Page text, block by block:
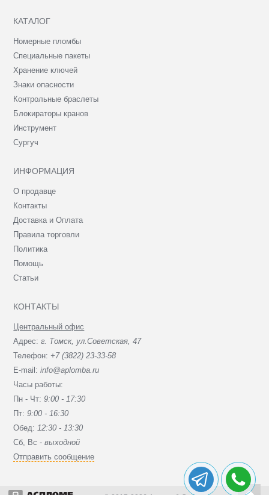
КАТАЛОГ
Номерные пломбы
Специальные пакеты
Хранение ключей
Знаки опасности
Контрольные браслеты
Блокираторы кранов
Инструмент
Сургуч
ИНФОРМАЦИЯ
О продавце
Контакты
Доставка и Оплата
Правила торговли
Политика
Помощь
Статьи
КОНТАКТЫ
Центральный офис
Адрес:г. Томск, ул.Советская, 47
Телефон: +7 (3822) 23-33-58
E-mail:info@aplomba.ru
Часы работы:
Пн - Чт:9:00 - 17:30
Пт:9:00 - 16:30
Обед:12:30 - 13:30
Сб, Вc -выходной
Отправить сообщение